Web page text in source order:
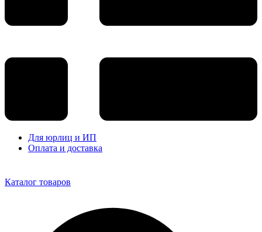
Для юрлиц и ИП
Оплата и доставка
Каталог товаров